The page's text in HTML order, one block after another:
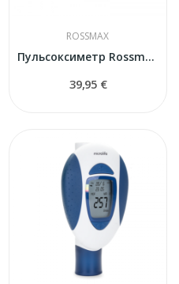
ROSSMAX
Пульсоксиметр Rossmax SB100
39,95 €